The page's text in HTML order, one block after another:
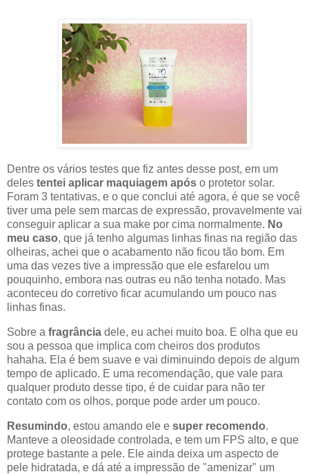
Dentre os vários testes que fiz antes desse post, em um
deles tentei aplicar maquiagem após o protetor solar.
Foram 3 tentativas, e o que conclui até agora, é que se você
tiver uma pele sem marcas de expressão, provavelmente vai
conseguir aplicar a sua make por cima normalmente. No
meu caso, que já tenho algumas linhas finas na região das
olheiras, achei que o acabamento não ficou tão bom. Em
uma das vezes tive a impressão que ele esfarelou um
pouquinho, embora nas outras eu não tenha notado. Mas
aconteceu do corretivo ficar acumulando um pouco nas
linhas finas.
Sobre a fragrância dele, eu achei muito boa. E olha que eu
sou a pessoa que implica com cheiros dos produtos
hahaha. Ela é bem suave e vai diminuindo depois de algum
tempo de aplicado. E uma recomendação, que vale para
qualquer produto desse tipo, é de cuidar para não ter
contato com os olhos, porque pode arder um pouco.
Resumindo, estou amando ele e super recomendo.
Manteve a oleosidade controlada, e tem um FPS alto, e que
protege bastante a pele. Ele ainda deixa um aspecto de
pele hidratada, e dá até a impressão de "amenizar" um